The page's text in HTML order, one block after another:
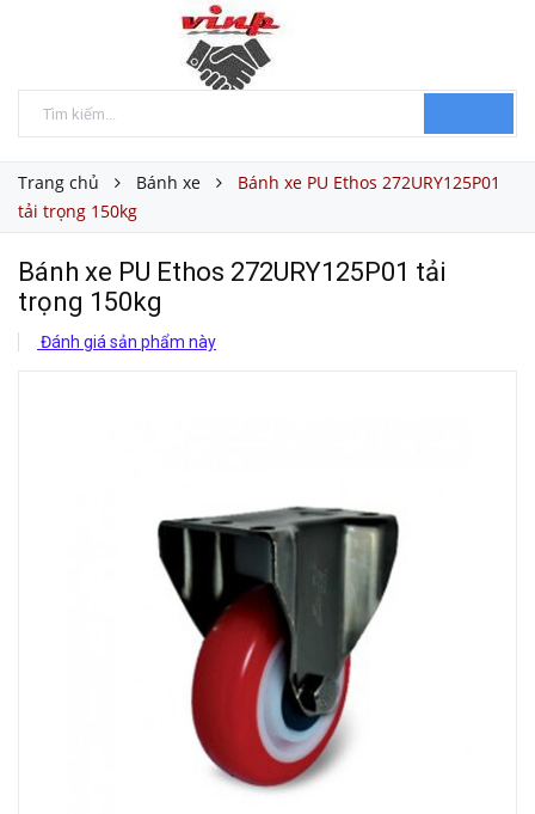
Trang chủ Bánh xe
Bánh xe PU Ethos 272URY125P01
tải trọng 150kg
Bánh xe PU Ethos 272URY125P01 tải
trọng 150kg
Đánh giá sản phẩm này